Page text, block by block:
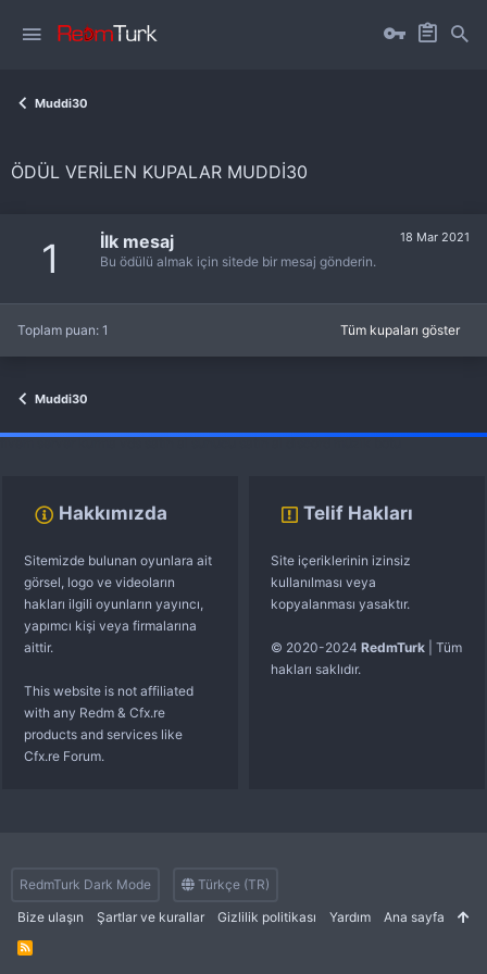
Muddi30
ÖDÜL VERILEN KUPALAR MUDDI30
1 18 Mar 2021
İlk mesaj
Bu ödülü almak için sitede bir mesaj gönderin.
Toplam puan: 1 Tüm kupaları göster
Muddi30
Hakkımızda
Sitemizde bulunan oyunlara ait
görsel, logo ve videoların
hakları ilgili oyunların yayıncı,
yapımcı kişi veya firmalarına
aittir.
This website is not affiliated
with any Redm & Cfx.re
products and services like
Cfx.re Forum.
Telif Hakları
Site içeriklerinin izinsiz
kullanılması veya
kopyalanması yasaktır.
© 2020-2024 RedmTurk | Tüm
hakları saklıdır.
RedmTurk Dark Mode
Türkçe (TR)
Bize ulaşın
Şartlar ve kurallar Gizlilik politikası Yardım Ana sayfa
R